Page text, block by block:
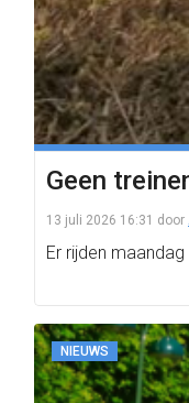
Geen
13 juli 2026 16:31 door
Er rijden
NIEUWS